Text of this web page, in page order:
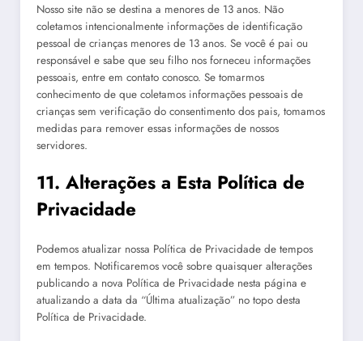
Nosso site não se destina a menores de 13 anos. Não
coletamos intencionalmente informações de identificação
pessoal de crianças menores de 13 anos. Se você é pai ou
responsável e sabe que seu filho nos forneceu informações
pessoais, entre em contato conosco. Se tomarmos
conhecimento de que coletamos informações pessoais de
crianças sem verificação do consentimento dos pais, tomamos
medidas para remover essas informações de nossos
servidores.
11. Alterações a Esta Política de
Privacidade
Podemos atualizar nossa Política de Privacidade de tempos
em tempos. Notificaremos você sobre quaisquer alterações
publicando a nova Política de Privacidade nesta página e
atualizando a data da “Última atualização” no topo desta
Política de Privacidade.